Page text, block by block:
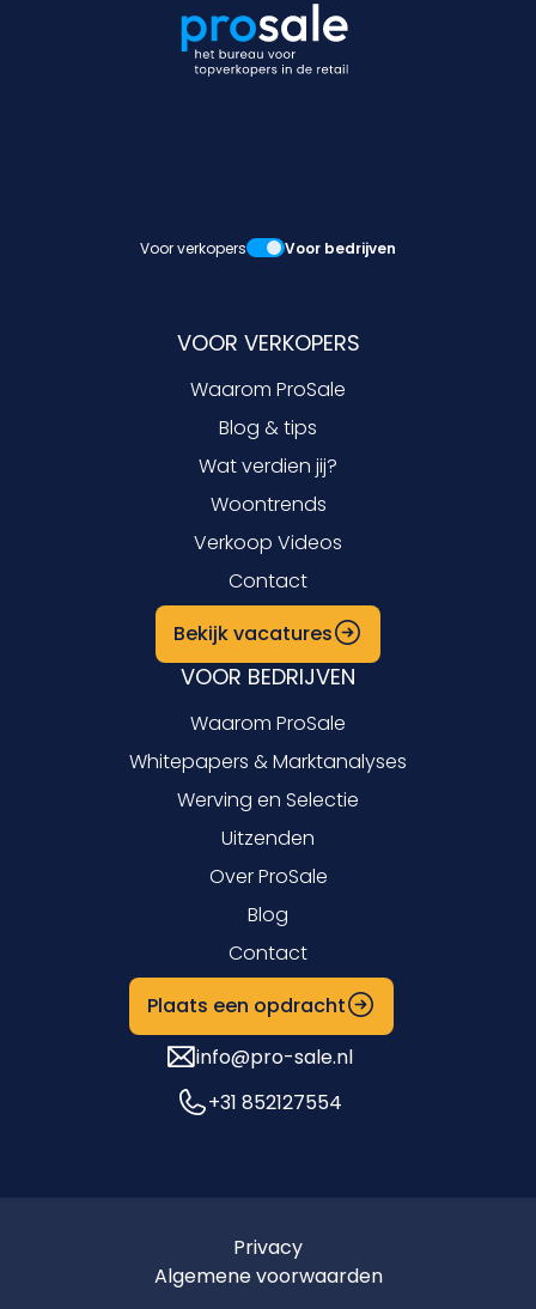
Voor verkopers Voor bedrijven
VOOR VERKOPERS
Waarom ProSale
Blog & tips
Wat verdien jij?
Woontrends
Verkoop Videos
Contact
Bekijk vacatures
VOOR BEDRIJVEN
Waarom ProSale
Whitepapers & Marktanalyses
Werving en Selectie
Uitzenden
Over ProSale
Blog
Contact
Plaats een opdracht
info@pro-sale.nl
+31 852127554
Privacy
Algemene voorwaarden